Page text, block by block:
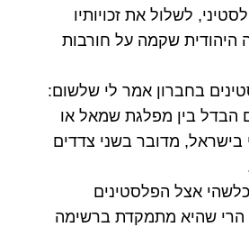
לשלול את זכויותיו
היהודית שקמה על חורבות
בחברון אמר לי שלשום:
הבדל בין מפלגת שמאל או
בישראל, מדובר בשני צדדים
אצל הפלסטינים
הרי שהיא מתמקדת ברשימה